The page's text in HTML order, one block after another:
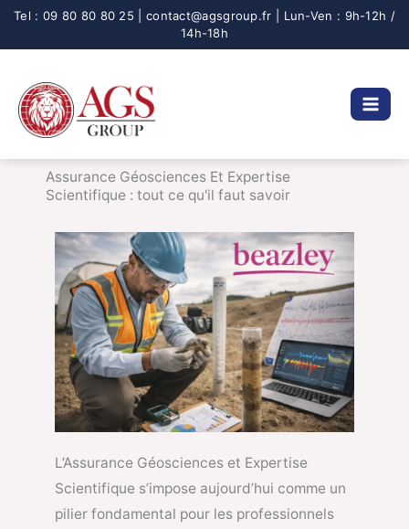
Aller
Assurance Géosciences Et Expertise
Scientifique : tout ce qu'il faut savoir
L’Assurance Géosciences et Expertise
Scientifique s’impose aujourd’hui comme un
pilier fondamental pour les professionnels